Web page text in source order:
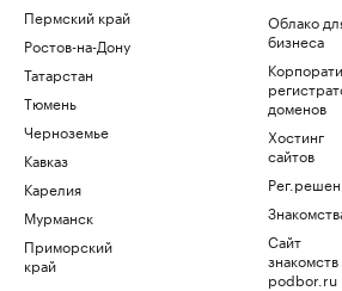
Пермский край
Ростов-на-Дону
Татарстан
Тюмень
Черноземье
Кавказ
Карелия
Мурманск
Приморский
край
Облако
бизнеса
доменов
Хостинг
сайтов
Сайт
знакомств
podbor.ru